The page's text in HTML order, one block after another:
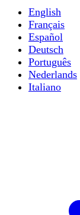
English
Français
Español
Deutsch
Português
Nederlands
Italiano